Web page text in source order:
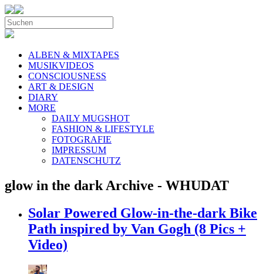
ALBEN & MIXTAPES
MUSIKVIDEOS
CONSCIOUSNESS
ART & DESIGN
DIARY
MORE
DAILY MUGSHOT
FASHION & LIFESTYLE
FOTOGRAFIE
IMPRESSUM
DATENSCHUTZ
glow in the dark Archive - WHUDAT
Solar Powered Glow-in-the-dark Bike
Path inspired by Van Gogh (8 Pics +
Video)